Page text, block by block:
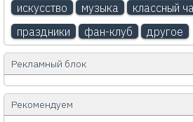
искусство
музыка классный
праздники
фан-клуб другое
Рекламный блок
Рекомендуем